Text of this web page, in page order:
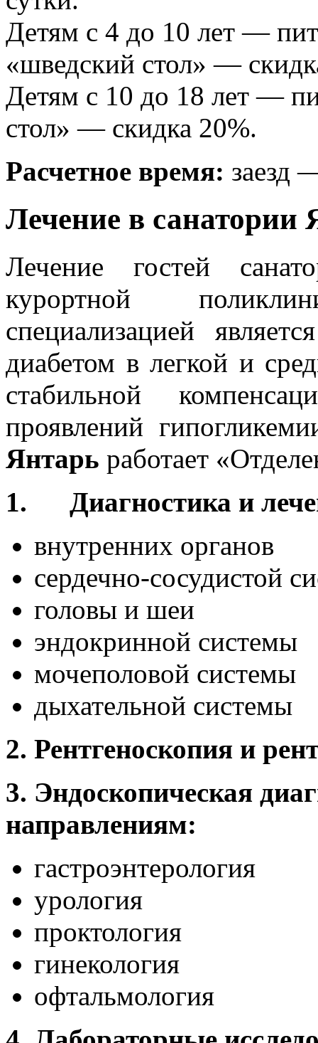
Детям с 4 до 10 лет —
«шведский стол» —
Детям с 10 до 18 лет —
стол» — скидка 20%.
Расчетное время: заезд
Лечение в санатории
Лечение гостей
курортной
специализацией
диабетом в легкой и
стабильной
проявлений
Янтарь работает
1. Диагностика и
внутренних органов
сердечно-сосудистой
головы и шеи
эндокринной системы
мочеполовой системы
дыхательной системы
2. Рентгеноскопия и
3. Эндоскопическая
направлениям:
гастроэнтерология
урология
проктология
гинекология
офтальмология